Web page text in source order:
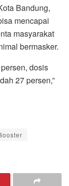
Bandung,
mencapai
masyarakat
bermasker.
dosis
27 persen,”